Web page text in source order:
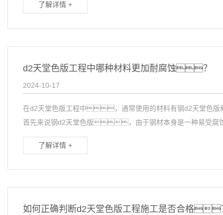
了解详情 +
d2天堂色版工程中哪种材料更加耐腐蚀？
2024-10-17
在d2天堂色版工程中，通常使用的材料有钢d2天堂
首先来说钢d2天堂色版，由于钢材本身是一种易受腐
了解详情 +
如何正确判断d2天堂色版工程施工是否合格